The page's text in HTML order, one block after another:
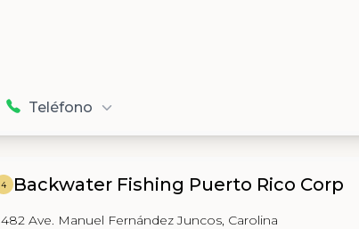
Teléfono
4 Backwater Fishing Puerto Rico Corp
482 Ave. Manuel Fernández Juncos, Carolina